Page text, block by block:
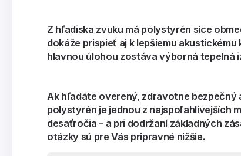
Z hľadiska zvuku má polystyrén síce
dokáže prispieť aj k lepšiemu
hlavnou úlohou zostáva výborná tepelná
Ak hľadáte overený, zdravotne
polystyrén je jednou z najspoľahlivejších
desaťročia – a pri dodržaní základných
otázky sú pre Vás pripravné nižšie.